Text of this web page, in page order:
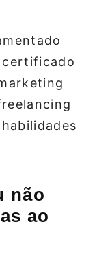
certificado
não
ao